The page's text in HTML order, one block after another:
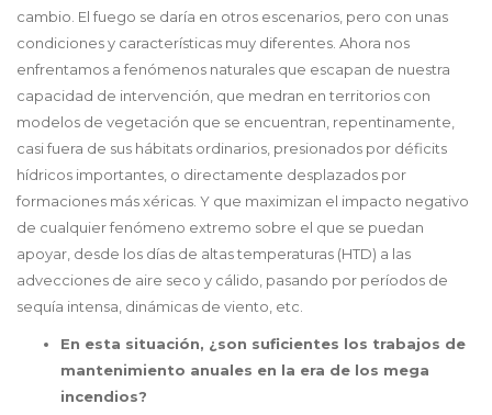
cambio. El fuego se daría en otros escenarios, pero con unas
condiciones y características muy diferentes. Ahora nos
enfrentamos a fenómenos naturales que escapan de nuestra
capacidad de intervención, que medran en territorios con
modelos de vegetación que se encuentran, repentinamente,
casi fuera de sus hábitats ordinarios, presionados por déficits
hídricos importantes, o directamente desplazados por
formaciones más xéricas. Y que maximizan el impacto negativo
de cualquier fenómeno extremo sobre el que se puedan
apoyar, desde los días de altas temperaturas (HTD) a las
advecciones de aire seco y cálido, pasando por períodos de
sequía intensa, dinámicas de viento, etc.
En esta situación, ¿son suficientes los trabajos de
mantenimiento anuales en la era de los mega
incendios?